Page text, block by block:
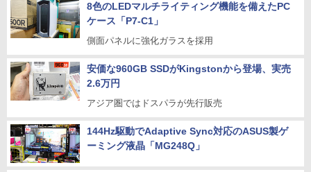
8色のLEDマルチライティング機能を備えたPC
ケース「P7-C1」
側面パネルに強化ガラスを採用
安価な960GB SSDがKingstonから登場、実売
2.6万円
アジア圏ではドスパラが先行販売
144Hz駆動でAdaptive Sync対応のASUS製ゲ
ーミング液晶「MG248Q」